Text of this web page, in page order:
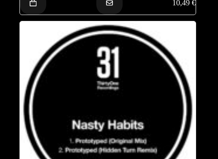
10,49€